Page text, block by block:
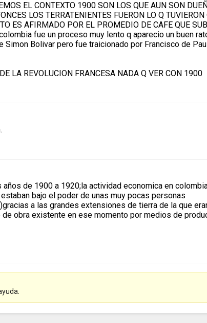
EL CONTEXTO 1900 SON LOS QUE AUN SON
LOS TERRATENIENTES FUERON LO Q
ES AFIRMADO POR EL PROMEDIO DE CAFE QUE
fue un proceso muy lento q aparecio un buen
Bolivar pero fue traicionado por Francisco de
LA REVOLUCION FRANCESA NADA Q VER CON 1900
de 1900 a 1920;la actividad economica en
bajo el poder de unas muy pocas personas
a las grandes extensiones de tierra de la que
obra existente en ese momento por medios de